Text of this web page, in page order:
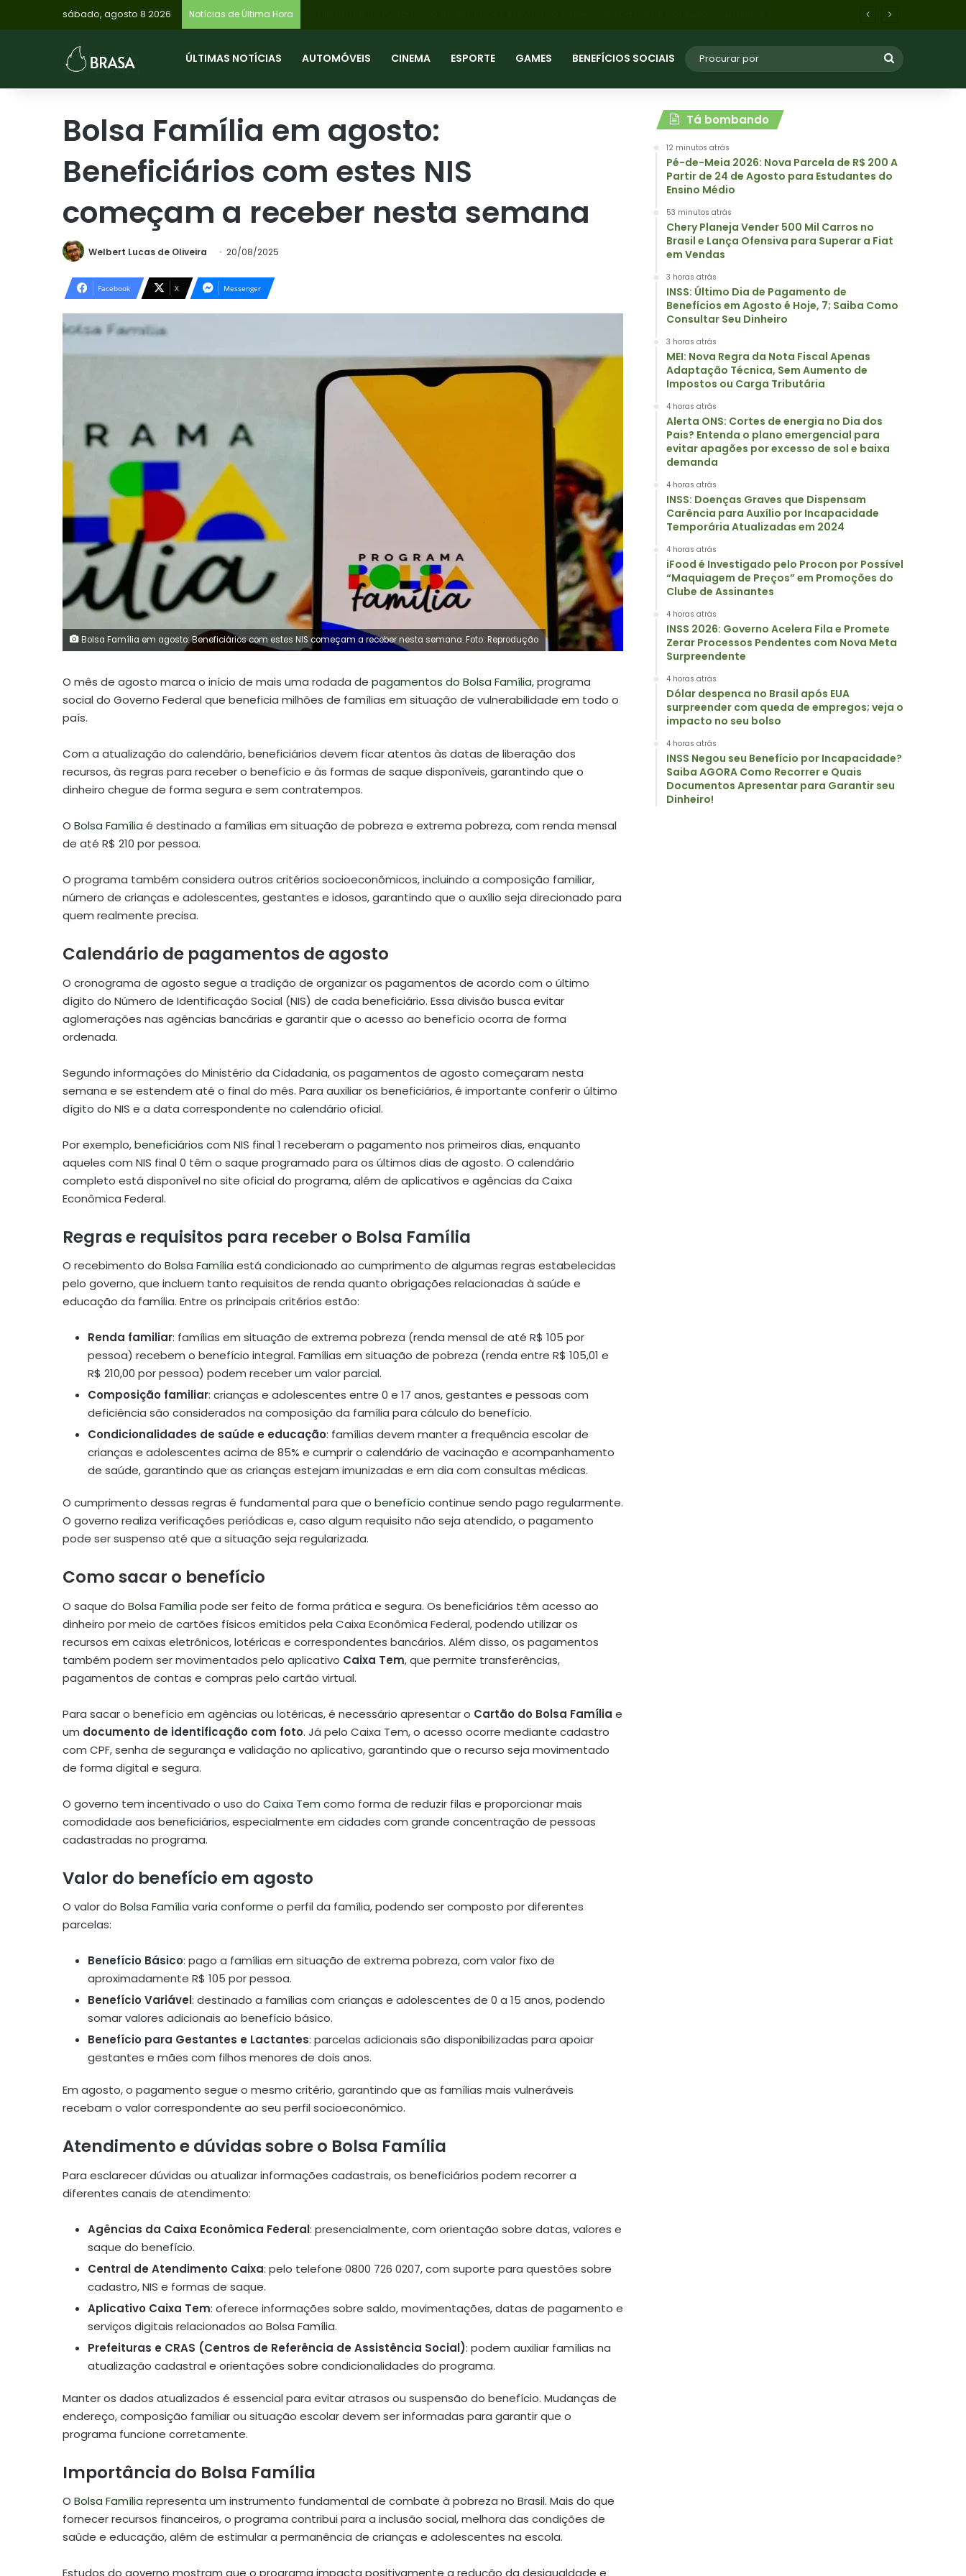
sábado, agosto 8 2026 Notícias de Última Hora
ÚLTIMAS NOTÍCIAS AUTOMÓVEIS CINEMA ESPORTE GAMES BENEFÍCIOS SOCIAIS
Bolsa Família em agosto:
Beneficiários com estes NIS
começam a receber nesta semana
Welbert Lucas de Oliveira 20/08/2025
Facebook X Messenger
Bolsa Família em agosto: Beneficiários com estes NIS começam a receber nesta semana. Foto: Reprodução
O mês de agosto marca o início de mais uma rodada de pagamentos do Bolsa Família, programa
social do Governo Federal que beneficia milhões de famílias em situação de vulnerabilidade em todo o
país.
Com a atualização do calendário, beneficiários devem ficar atentos às datas de liberação dos
recursos, às regras para receber o benefício e às formas de saque disponíveis, garantindo que o
dinheiro chegue de forma segura e sem contratempos.
O Bolsa Família é destinado a famílias em situação de pobreza e extrema pobreza, com renda mensal
de até R$ 210 por pessoa.
O programa também considera outros critérios socioeconômicos, incluindo a composição familiar,
número de crianças e adolescentes, gestantes e idosos, garantindo que o auxílio seja direcionado para
quem realmente precisa.
Calendário de pagamentos de agosto
O cronograma de agosto segue a tradição de organizar os pagamentos de acordo com o último
dígito do Número de Identificação Social (NIS) de cada beneficiário. Essa divisão busca evitar
aglomerações nas agências bancárias e garantir que o acesso ao benefício ocorra de forma
ordenada.
Segundo informações do Ministério da Cidadania, os pagamentos de agosto começaram nesta
semana e se estendem até o final do mês. Para auxiliar os beneficiários, é importante conferir o último
dígito do NIS e a data correspondente no calendário oficial.
Por exemplo,beneficiários com NIS final 1 receberam o pagamento nos primeiros dias, enquanto
aqueles com NIS final 0 têm o saque programado para os últimos dias de agosto. O calendário
completo está disponível no site oficial do programa, além de aplicativos e agências da Caixa
Econômica Federal.
Regras e requisitos para receber o Bolsa Família
O recebimento do Bolsa Família está condicionado ao cumprimento de algumas regras estabelecidas
pelo governo, que incluem tanto requisitos de renda quanto obrigações relacionadas à saúde e
educação da família. Entre os principais critérios estão:
Renda familiar: famílias em situação de extrema pobreza (renda mensal de até R$ 105 por
pessoa) recebem o benefício integral. Famílias em situação de pobreza (renda entre R$ 105,01 e
R$ 210,00 por pessoa) podem receber um valor parcial.
Composição familiar: crianças e adolescentes entre 0 e 17 anos, gestantes e pessoas com
deficiência são considerados na composição da família para cálculo do benefício.
Condicionalidades de saúde e educação: famílias devem manter a frequência escolar de
crianças e adolescentes acima de 85% e cumprir o calendário de vacinação e acompanhamento
de saúde, garantindo que as crianças estejam imunizadas e em dia com consultas médicas.
O cumprimento dessas regras é fundamental para que o benefício continue sendo pago regularmente.
O governo realiza verificações periódicas e, caso algum requisito não seja atendido, o pagamento
pode ser suspenso até que a situação seja regularizada.
Como sacar o benefício
O saque do Bolsa Família pode ser feito de forma prática e segura. Os beneficiários têm acesso ao
dinheiro por meio de cartões físicos emitidos pela Caixa Econômica Federal, podendo utilizar os
recursos em caixas eletrônicos, lotéricas e correspondentes bancários. Além disso, os pagamentos
também podem ser movimentados pelo aplicativo Caixa Tem, que permite transferências,
pagamentos de contas e compras pelo cartão virtual.
Para sacar o benefício em agências ou lotéricas, é necessário apresentar o Cartão do Bolsa Família e
um documento de identificação com foto. Já pelo Caixa Tem, o acesso ocorre mediante cadastro
com CPF, senha de segurança e validação no aplicativo, garantindo que o recurso seja movimentado
de forma digital e segura.
O governo tem incentivado o uso do Caixa Tem como forma de reduzir filas e proporcionar mais
comodidade aos beneficiários, especialmente em cidades com grande concentração de pessoas
cadastradas no programa.
Valor do benefício em agosto
O valor do Bolsa Família varia conforme o perfil da família, podendo ser composto por diferentes
parcelas:
Benefício Básico: pago a famílias em situação de extrema pobreza, com valor fixo de
aproximadamente R$ 105 por pessoa.
Benefício Variável: destinado a famílias com crianças e adolescentes de 0 a 15 anos, podendo
somar valores adicionais ao benefício básico.
Benefício para Gestantes e Lactantes: parcelas adicionais são disponibilizadas para apoiar
gestantes e mães com filhos menores de dois anos.
Em agosto, o pagamento segue o mesmo critério, garantindo que as famílias mais vulneráveis
recebam o valor correspondente ao seu perfil socioeconômico.
Atendimento e dúvidas sobre o Bolsa Família
Para esclarecer dúvidas ou atualizar informações cadastrais, os beneficiários podem recorrer a
diferentes canais de atendimento:
Agências da Caixa Econômica Federal: presencialmente, com orientação sobre datas, valores e
saque do benefício.
Central de Atendimento Caixa: pelo telefone 0800 726 0207, com suporte para questões sobre
cadastro, NIS e formas de saque.
Aplicativo Caixa Tem: oferece informações sobre saldo, movimentações, datas de pagamento e
serviços digitais relacionados ao Bolsa Família.
Prefeituras e CRAS (Centros de Referência de Assistência Social): podem auxiliar famílias na
atualização cadastral e orientações sobre condicionalidades do programa.
Manter os dados atualizados é essencial para evitar atrasos ou suspensão do benefício. Mudanças de
endereço, composição familiar ou situação escolar devem ser informadas para garantir que o
programa funcione corretamente.
Importância do Bolsa Família
O Bolsa Família representa um instrumento fundamental de combate à pobreza no Brasil. Mais do que
fornecer recursos financeiros, o programa contribui para a inclusão social, melhora das condições de
saúde e educação, além de estimular a permanência de crianças e adolescentes na escola.
Estudos do governo mostram que o programa impacta positivamente a redução da desigualdade e
Tá bombando
12 minutos atrás
Pé-de-Meia 2026: Nova Parcela de R$ 200 A
Partir de 24 de Agosto para Estudantes do
Ensino Médio
53 minutos atrás
Chery Planeja Vender 500 Mil Carros no
Brasil e Lança Ofensiva para Superar a Fiat
em Vendas
3 horas atrás
INSS: Último Dia de Pagamento de
Benefícios em Agosto é Hoje, 7; Saiba Como
Consultar Seu Dinheiro
3 horas atrás
MEI: Nova Regra da Nota Fiscal Apenas
Adaptação Técnica, Sem Aumento de
Impostos ou Carga Tributária
4 horas atrás
Alerta ONS: Cortes de energia no Dia dos
Pais? Entenda o plano emergencial para
evitar apagões por excesso de sol e baixa
demanda
4 horas atrás
INSS: Doenças Graves que Dispensam
Carência para Auxílio por Incapacidade
Temporária Atualizadas em 2024
4 horas atrás
iFood é Investigado pelo Procon por Possível
“Maquiagem de Preços” em Promoções do
Clube de Assinantes
4 horas atrás
INSS 2026: Governo Acelera Fila e Promete
Zerar Processos Pendentes com Nova Meta
Surpreendente
4 horas atrás
Dólar despenca no Brasil após EUA
surpreender com queda de empregos; veja o
impacto no seu bolso
4 horas atrás
INSS Negou seu Benefício por Incapacidade?
Saiba AGORA Como Recorrer e Quais
Documentos Apresentar para Garantir seu
Dinheiro!